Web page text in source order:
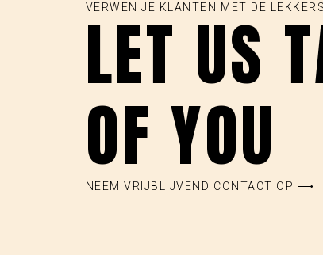
VERWEN JE KLANTEN MET DE
LET US
OF YOU
NEEM VRIJBLIJVEND CONTACT OP ⟶